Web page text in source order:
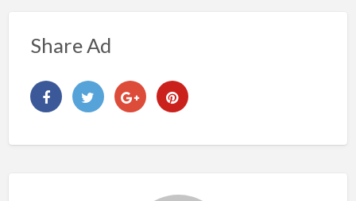
Share Ad